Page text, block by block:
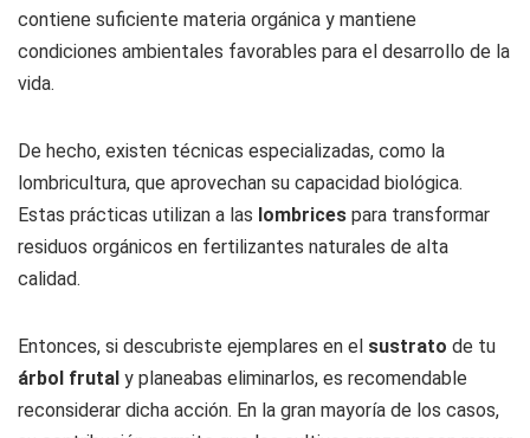
contiene suficiente materia orgánica y mantiene
condiciones ambientales favorables para el desarrollo de la
vida.
De hecho, existen técnicas especializadas, como la
lombricultura, que aprovechan su capacidad biológica.
Estas prácticas utilizan a las lombrices para transformar
residuos orgánicos en fertilizantes naturales de alta
calidad.
Entonces, si descubriste ejemplares en el sustrato de tu
árbol frutal y planeabas eliminarlos, es recomendable
reconsiderar dicha acción. En la gran mayoría de los casos,